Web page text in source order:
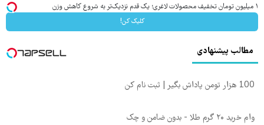
۱ میلیون تومان تخفیف محصولات لاغری؛ یک قدم نزدیک‌تر به شروع کاهش وزن
کلیک کن!
مطالب پیشنهادی
100 هزار تومن پاداش بگیر | ثبت نام کن
وام خرید ۲۰ گرم طلا - بدون ضامن و چک